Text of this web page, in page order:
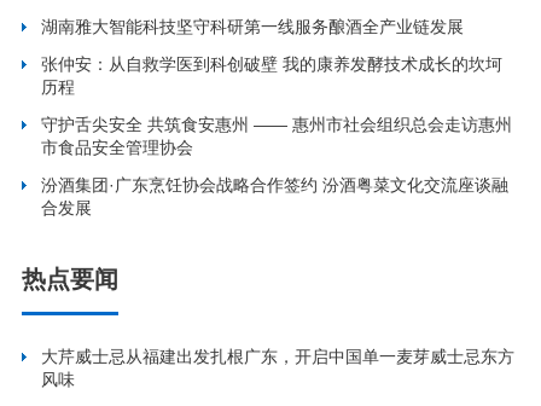
湖南雅大智能科技坚守科研第一线服务酿酒全产业链发展
张仲安：从自救学医到科创破壁 我的康养发酵技术成长的坎坷
历程
守护舌尖安全 共筑食安惠州 —— 惠州市社会组织总会走访惠州
市食品安全管理协会
汾酒集团·广东烹饪协会战略合作签约 汾酒粤菜文化交流座谈融
合发展
热点要闻
大芹威士忌从福建出发扎根广东，开启中国单一麦芽威士忌东方
风味